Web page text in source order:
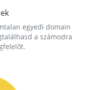
egyedi domain
a számodra